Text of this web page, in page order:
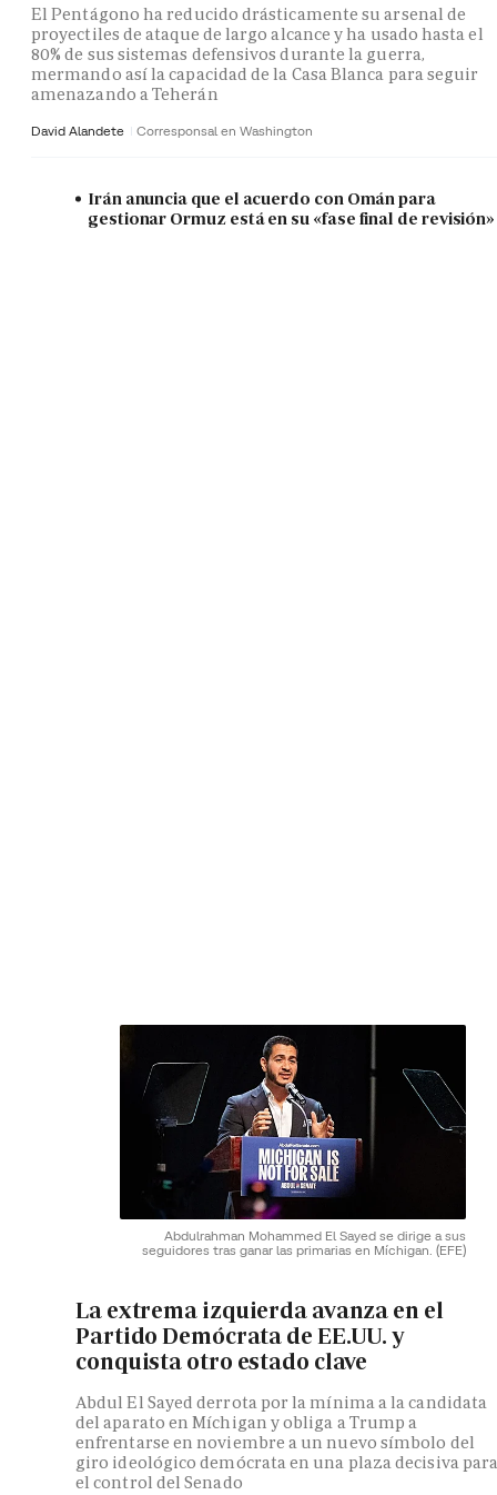
El Pentágono ha reducido drásticamente su arsenal de
proyectiles de ataque de largo alcance y ha usado hasta el
80% de sus sistemas defensivos durante la guerra,
mermando así la capacidad de la Casa Blanca para seguir
amenazando a Teherán
David Alandete Corresponsal en Washington
Irán anuncia que el acuerdo con Omán para
gestionar Ormuz está en su «fase final de revisión»
Abdulrahman Mohammed El Sayed se dirige a sus
seguidores tras ganar las primarias en Míchigan. (EFE)
La extrema izquierda avanza en el
Partido Demócrata de EE.UU. y
conquista otro estado clave
Abdul El Sayed derrota por la mínima a la candidata
del aparato en Míchigan y obliga a Trump a
enfrentarse en noviembre a un nuevo símbolo del
giro ideológico demócrata en una plaza decisiva
el control del Senado